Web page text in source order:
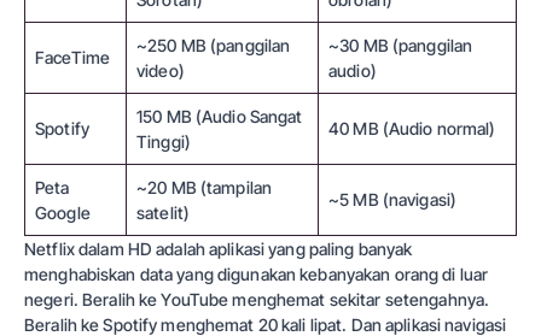
FaceTime
~250 MB (panggilan
video)
~30 MB (panggilan
audio)
Spotify
150 MB (Audio Sangat
Tinggi)
40 MB (Audio normal)
Peta
Google
~20 MB (tampilan
satelit)
~5 MB (navigasi)
Netflix dalam HD adalah aplikasi yang paling banyak
menghabiskan data yang digunakan kebanyakan orang di luar
negeri. Beralih ke YouTube menghemat sekitar setengahnya.
Beralih ke Spotify menghemat 20 kali lipat. Dan aplikasi navigasi